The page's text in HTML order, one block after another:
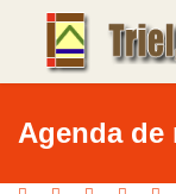
Agenda